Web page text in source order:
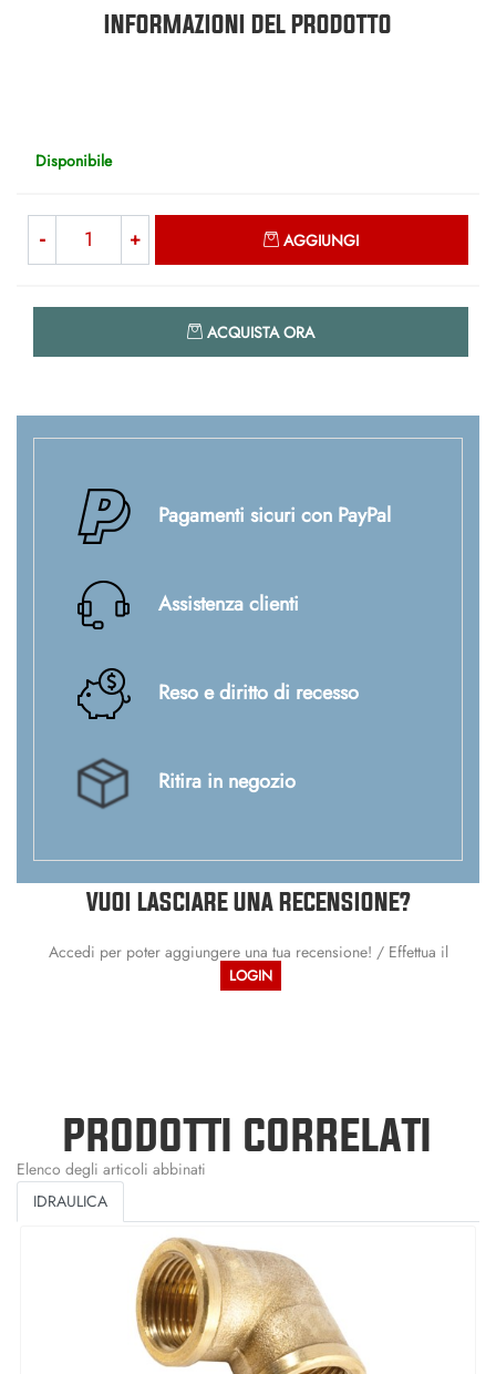
INFORMAZIONI DEL PRODOTTO
Disponibile
AGGIUNGI
ACQUISTA ORA
Pagamenti sicuri con PayPal
Assistenza clienti
Reso e diritto di recesso
Ritira in negozio
VUOI LASCIARE UNA RECENSIONE?
Accedi per poter aggiungere una tua recensione! / Effettua il
LOGIN
PRODOTTI CORRELATI
Elenco degli articoli abbinati
IDRAULICA